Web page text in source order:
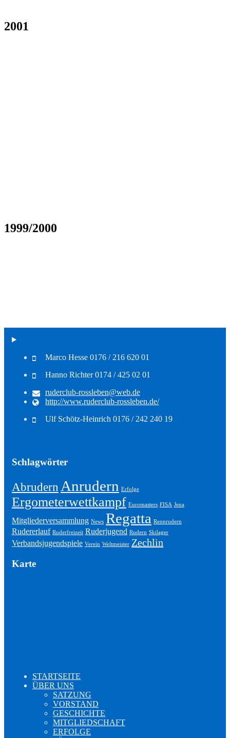
2001
1999/2000
Marco Hesse 0176 / 216 620 01
Hanno Richter 0174 / 425 02 01
ruderclub-rossleben@web.de
http://www.ruderclub-rossleben.de/
Ulf Schötz-Heinrich 0176 / 242 240 19
Schlagwörter
Abrudern Anrudern Erfolge
Ergometerwettkampf Euromasters FISA Jena
Mitgliederversammlung News Regatta Rennrudern
Rudererlauf Ruderfreizeit Ruderjugend Rudern Skilager
Verbandsjugendspiele Verein Weltmeister Zechlin
Karte
STARTSEITE
ÜBER UNS
SATZUNG
VORSTAND
GESCHICHTE
MITGLIEDSCHAFT
ERFOLGE